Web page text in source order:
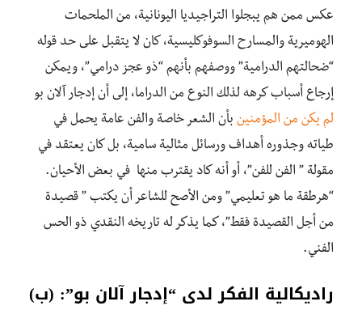
عكس ممن هم يبجلوا التراجيديا اليونانية، من الملحمات
الهوميرية والمسارح السوفوكليسية، كان لا يتقبل على حد قوله
“ضحالتهم الدرامية” ووصفهم بأنهم “ذو عجز درامي”، ويمكن
إرجاع أسباب كرهه لذلك النوع من الدراما، إلى أن إدجار آلان بو
لم يكن من المؤمنين بأن الشعر خاصة والفن عامة يحمل في
طياته وجذوره أهداف ورسائل مثالية سامية، بل كان يعتقد في
مقولة ” الفن للفن”، أو أنه كاد يقترب منها في بعض الأحيان.
“هرطقة ما هو تعليمي” ومن الأصح للشاعر أن يكتب ” قصيدة
من أجل القصيدة فقط”، كما يذكر له تاريخه النقدي ذو الحس
الفني.
راديكالية الفكر لدى “إدجار آلان بو”: (ب)